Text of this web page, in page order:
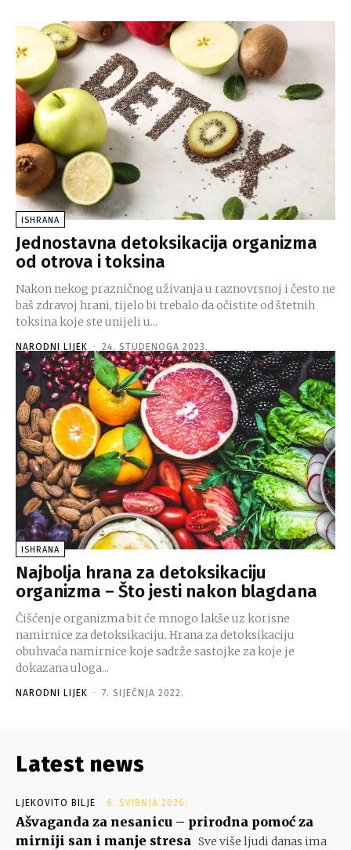
ISHRANA
Jednostavna detoksikacija organizma
od otrova i toksina
Nakon nekog prazničnog uživanja u raznovrsnoj i često ne
baš zdravoj hrani, tijelo bi trebalo da očistite od štetnih
toksina koje ste unijeli u...
NARODNI LIJEK - 24. STUDENOGA 2023.
ISHRANA
Najbolja hrana za detoksikaciju
organizma – Što jesti nakon blagdana
Čišćenje organizma bit će mnogo lakše uz korisne
namirnice za detoksikaciju. Hrana za detoksikaciju
obuhvaća namirnice koje sadrže sastojke za koje je
dokazana uloga...
NARODNI LIJEK - 7. SIJEČNJA 2022.
Latest news
LJEKOVITO BILJE 6. SVIBNJA 2026.
Ašvaganda za nesanicu – prirodna pomoć za
mirniji san i manje stresa Sve više ljudi danas ima